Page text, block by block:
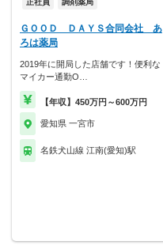
正社員 調剤薬局
ＧＯＯＤ ＤＡＹＳ合同会社 あ
ろは薬局
2019年に開局した店舗です！便利な
マイカー通勤O…
【年収】450万円～600万円
愛知県 一宮市
名鉄犬山線 江南(愛知)駅